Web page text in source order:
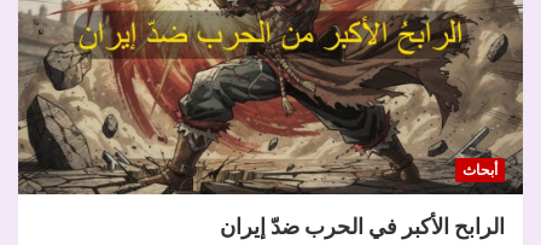
أبحاث
الرابح الأكبر في الحرب ضدّ إيران